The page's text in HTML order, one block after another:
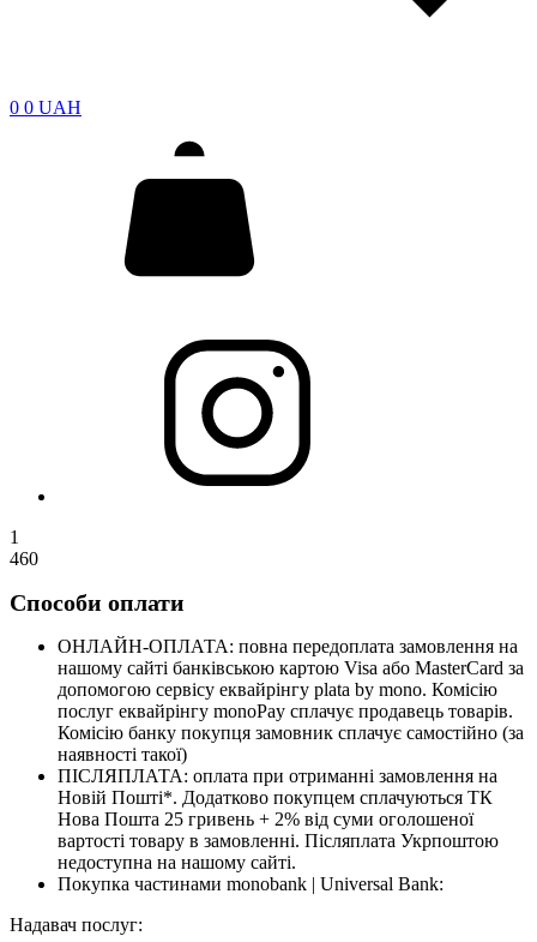
0 0 UAH
1
460
Способи оплати
ОНЛАЙН-ОПЛАТА: повна передоплата замовлення на
нашому сайті банківською картою Visa або MasterCard за
допомогою сервісу еквайрінгу plata by mono. Комісію
послуг еквайрінгу monoPay сплачує продавець товарів.
Комісію банку покупця замовник сплачує самостійно (за
наявності такої)
ПІСЛЯПЛАТА: оплата при отриманні замовлення на
Новій Пошті*. Додатково покупцем сплачуються ТК
Нова Пошта 25 гривень + 2% від суми оголошеної
вартості товару в замовленні. Післяплата Укрпоштою
недоступна на нашому сайті.
Покупка частинами monobank | Universal Bank:
Надавач послуг: